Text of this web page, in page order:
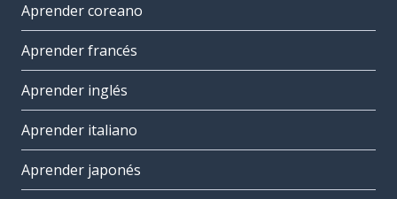
Aprender coreano
Aprender francés
Aprender inglés
Aprender italiano
Aprender japonés